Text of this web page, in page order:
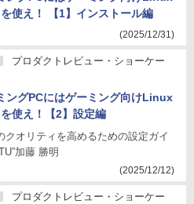
を使え！ 【1】インストール編
(2025/12/31)
プロダクトレビュー・ショーケー
ングPCにはゲーミング向けLinux
を使え！【2】設定編
クオリティを高めるための設定ガイ
加藤 勝明
(2025/12/12)
プロダクトレビュー・ショーケー